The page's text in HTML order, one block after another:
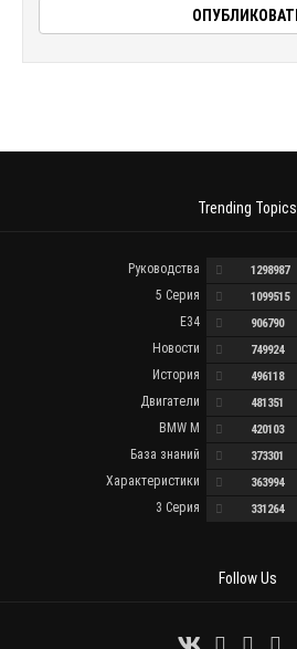
Trending Topics
Руководства 1298987
5 Серия 1099515
E34 906790
Новости 749924
История 496118
Двигатели 481351
BMW M 420103
База знаний 373301
Характеристики 363994
3 Серия 331264
Follow Us